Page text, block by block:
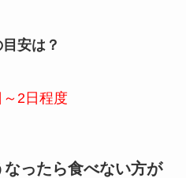
安は？
～2日程度
ったら食べない方が